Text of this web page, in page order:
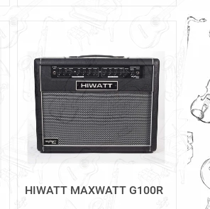
HIWATT MAXWATT G100R